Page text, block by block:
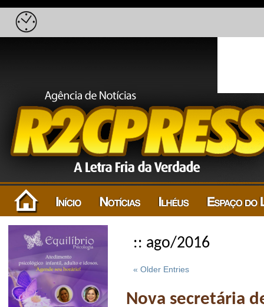
:: ago/2016
« Older Entries
Nova secretária